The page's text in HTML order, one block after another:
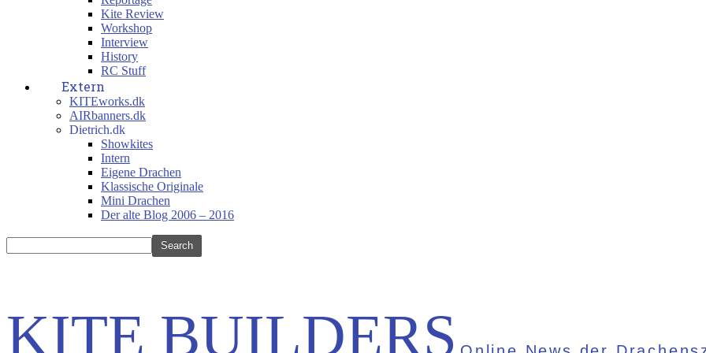
Kite Review
Workshop
Interview
History
RC Stuff
Extern
KITEworks.dk
AIRbanners.dk
Dietrich.dk
Showkites
Intern
Eigene Drachen
Klassische Originale
Mini Drachen
Der alte Blog 2006 – 2016
KITE BUILDERS